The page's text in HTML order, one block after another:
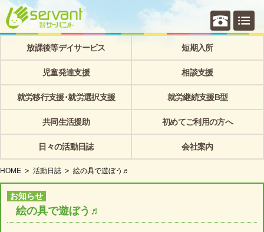
個別相
放課後等デイサービス 短期入所
児童発達支援 相談支援
就労移行支援･就労選択支援 就労継続支援B型
共同生活援助 初めてご利用の方へ
日々の活動日誌 会社案内
HOME 活動日誌 絵の具で遊ぼう♬
お知らせ
絵の具で遊ぼう♬